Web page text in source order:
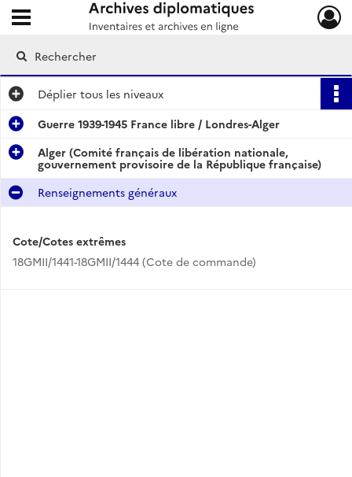
Archives diplomatiques
Ouvrir le menu déroulant
Déplier tous les niveaux
Guerre 1939-1945 France libre / Londres-Alger
Alger (Comité français de libération nationale,
gouvernement provisoire de la République française)
Renseignements généraux
Cote/Cotes extrêmes
18GMII/1441-18GMII/1444 (Cote de commande)